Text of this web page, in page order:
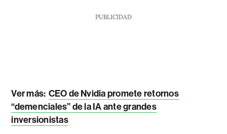
PUBLICIDAD
Ver más: CEO de Nvidia promete retornos
“demenciales” de la IA ante grandes
inversionistas